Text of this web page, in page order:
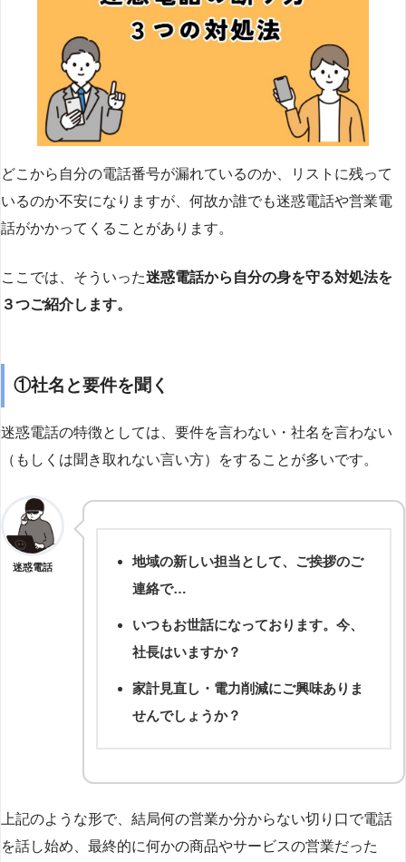
どこから自分の電話番号が漏れているのか、リストに残って
いるのか不安になりますが、何故か誰でも迷惑電話や営業電
話がかかってくることがあります。
ここでは、そういった迷惑電話から自分の身を守る対処法を
３つご紹介します。
①社名と要件を聞く
迷惑電話の特徴としては、要件を言わない・社名を言わない
（もしくは聞き取れない言い方）をすることが多いです。
迷惑電話
地域の新しい担当として、ご挨拶のご
連絡で…
いつもお世話になっております。今、
社長はいますか？
家計見直し・電力削減にご興味ありま
せんでしょうか？
上記のような形で、結局何の営業か分からない切り口で電話
を話し始め、最終的に何かの商品やサービスの営業だった